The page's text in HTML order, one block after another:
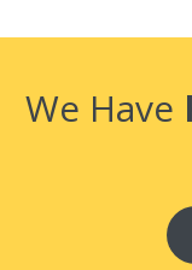
We Have